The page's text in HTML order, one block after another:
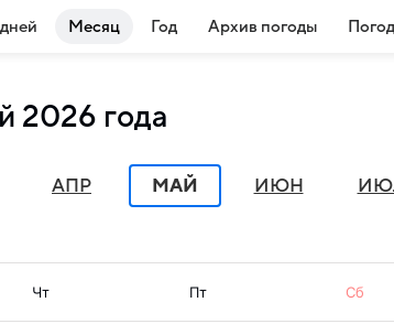
Месяц Год Архив погоды
2026 года
АПР МАЙ ИЮН
Чт Пт Сб